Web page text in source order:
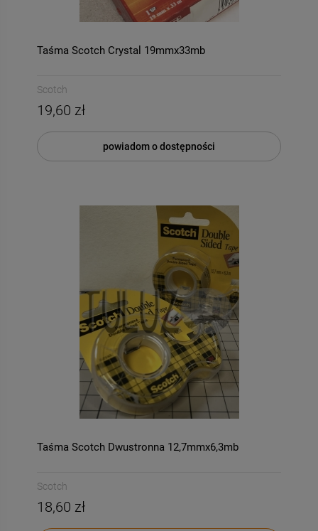
Taśma Scotch Crystal 19mmx33mb
Scotch
19,60 zł
powiadom o dostępności
Taśma Scotch Dwustronna 12,7mmx6,3mb
Scotch
18,60 zł